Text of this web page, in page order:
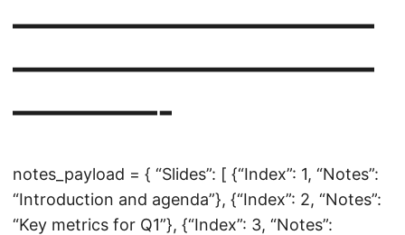
——————————
——————————
————-
notes_payload = { “Slides”: [ {“Index”: 1, “Notes”:
“Introduction and agenda”}, {“Index”: 2, “Notes”:
“Key metrics for Q1”}, {“Index”: 3, “Notes”: